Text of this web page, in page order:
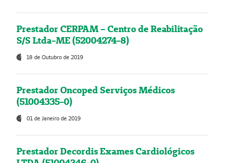
Prestador CERPAM – Centro de Reabilitação
S/S Ltda-ME (52004274-8)
18 de Outubro de 2019
Prestador Oncoped Serviços Médicos
(51004335-0)
01 de Janeiro de 2019
Prestador Decordis Exames Cardiológicos